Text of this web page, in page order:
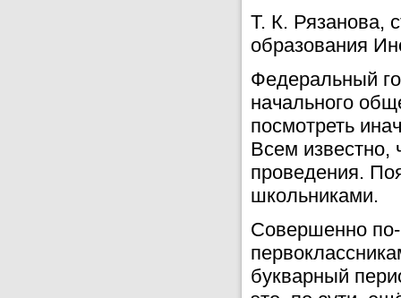
Т. К. Рязанова,
образования
Федеральный
начального
посмотреть
Всем известно,
проведения.
школьниками.
Совершенно по-
букварный